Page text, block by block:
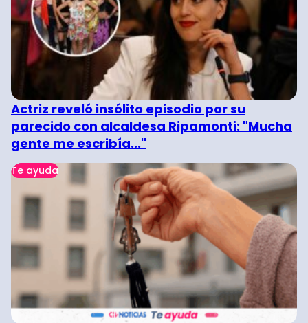
Actriz reveló insólito episodio por su
parecido con alcaldesa Ripamonti: "Mucha
gente me escribía..."
Te ayuda